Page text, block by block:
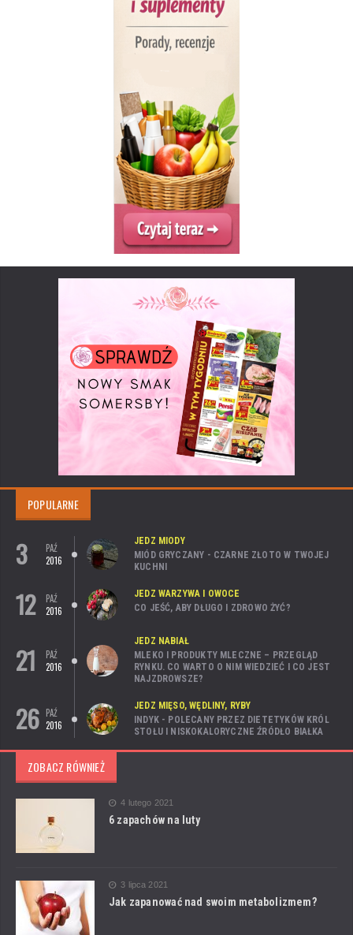
POPULARNE
3
PAŹ
2016
JEDZ MIODY
MIÓD GRYCZANY - CZARNE ZŁOTO W TWOJEJ
KUCHNI
12
PAŹ
2016
JEDZ WARZYWA I OWOCE
CO JEŚĆ, ABY DŁUGO I ZDROWO ŻYĆ?
21
PAŹ
2016
JEDZ NABIAŁ
MLEKO I PRODUKTY MLECZNE – PRZEGLĄD
RYNKU. CO WARTO O NIM WIEDZIEĆ I CO JEST
NAJZDROWSZE?
26 PAŹ
2016
JEDZ MIĘSO, WĘDLINY, RYBY
INDYK - POLECANY PRZEZ DIETETYKÓW KRÓL
STOŁU I NISKOKALORYCZNE ŹRÓDŁO BIAŁKA
ZOBACZ RÓWNIEŻ
4 lutego 2021
6 zapachów na luty
3 lipca 2021
Jak zapanować nad swoim metabolizmem?